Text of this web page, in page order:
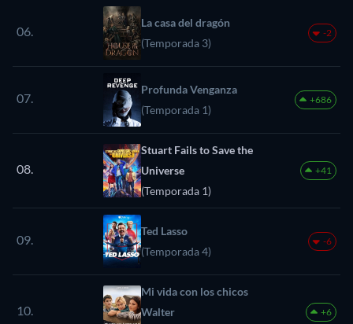
06.
La casa del dragón
(Temporada 3)
-2
07.
Profunda Venganza
(Temporada 1)
+686
08.
Stuart Fails to Save the
Universe
(Temporada 1)
+41
09.
Ted Lasso
(Temporada 4)
-6
10.
Mi vida con los chicos
Walter
+6